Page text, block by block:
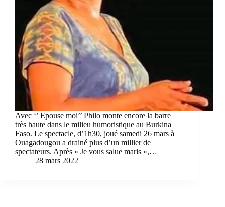
Avec ‘’ Epouse moi’’ Philo monte encore la barre
très haute dans le milieu humoristique au Burkina
Faso. Le spectacle, d’1h30, joué samedi 26 mars à
Ouagadougou a drainé plus d’un millier de
spectateurs. Après « Je vous salue maris »,…
28 mars 2022